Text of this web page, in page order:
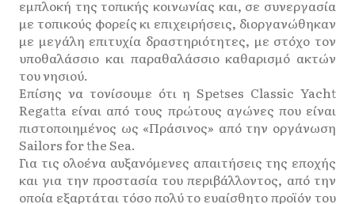
εμπλοκή της τοπικής κοινωνίας και, σε συνεργασία
με τοπικούς φορείς κι επιχειρήσεις, διοργανώθηκαν
με μεγάλη επιτυχία δραστηριότητες, με στόχο τον
υποθαλάσσιο και παραθαλάσσιο καθαρισμό ακτών
του νησιού.
Επίσης να τονίσουμε ότι η Spetses Classic Yacht
Regatta είναι από τους πρώτους αγώνες που είναι
πιστοποιημένος ως «Πράσινος» από την οργάνωση
Sailors for the Sea.
Για τις ολοένα αυξανόμενες απαιτήσεις της εποχής
και για την προστασία του περιβάλλοντος, από την
οποία εξαρτάται τόσο πολύ το ευαίσθητο προϊόν του